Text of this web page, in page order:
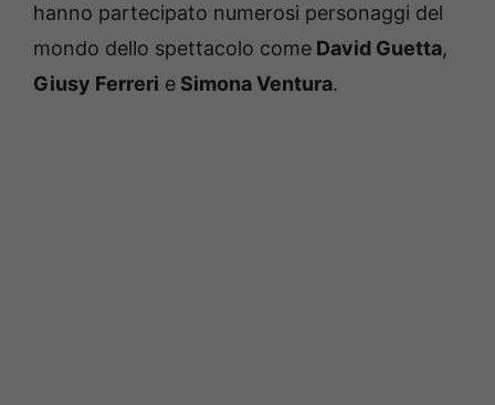
hanno partecipato numerosi personaggi del
mondo dello spettacolo come David Guetta,
Giusy Ferreri e Simona Ventura.